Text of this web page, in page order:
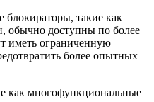
блокираторы, такие как
обычно доступны по более
иметь ограниченную
более опытных
как многофункциональные